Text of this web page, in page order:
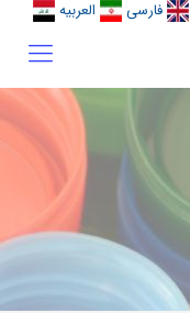
فارسی العربیه